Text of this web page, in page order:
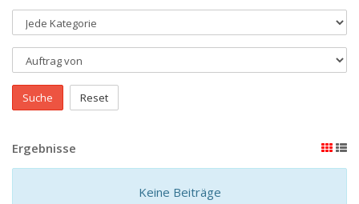
Suche Reset
Ergebnisse
Keine Beiträge